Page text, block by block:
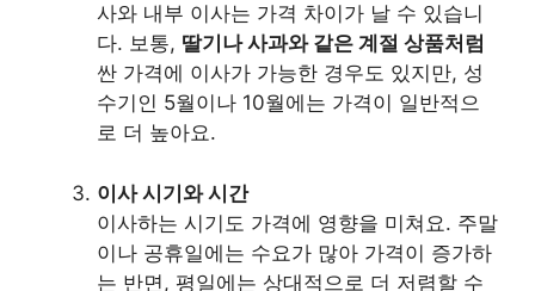
사와 내부 이사는 가격 차이가 날 수 있습니
다. 보통, 딸기나 사과와 같은 계절 상품처럼
싼 가격에 이사가 가능한 경우도 있지만, 성
수기인 5월이나 10월에는 가격이 일반적으
로 더 높아요.
이사 시기와 시간
이사하는 시기도 가격에 영향을 미쳐요. 주말
이나 공휴일에는 수요가 많아 가격이 증가하
는 반면, 평일에는 상대적으로 더 저렴할 수